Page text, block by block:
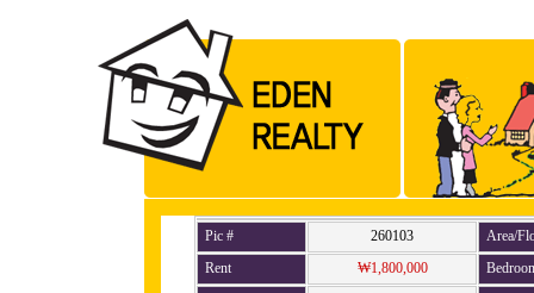
Pic # 260103
Area/
Rent
₩1,800,000